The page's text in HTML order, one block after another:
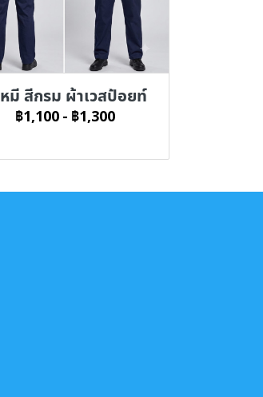
มี สีกรม ผ้าเวสป้อยท์
฿1,100 - ฿1,300